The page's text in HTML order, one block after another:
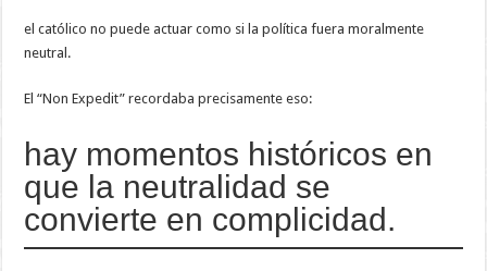
el católico no puede actuar como si la política fuera moralmente
neutral.
El “Non Expedit” recordaba precisamente eso:
hay momentos históricos en
que la neutralidad se
convierte en complicidad.